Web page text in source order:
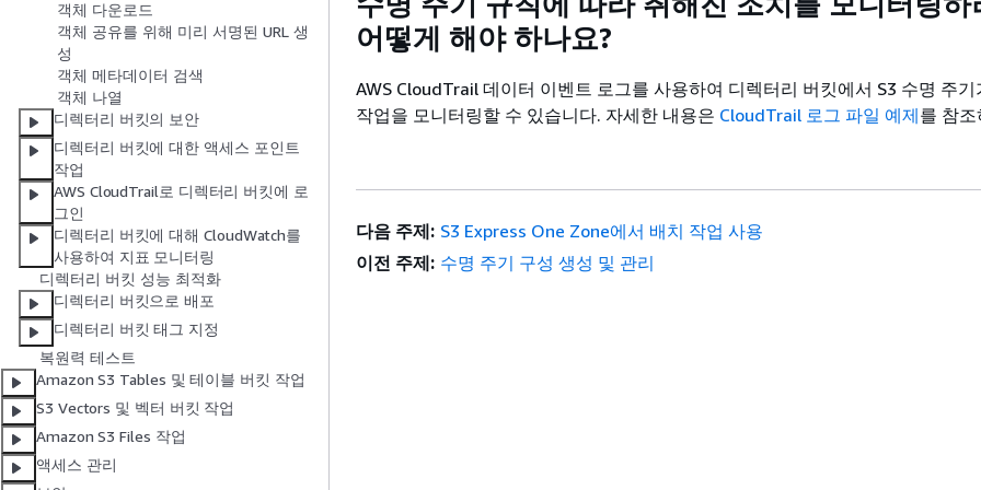
객체 다운로드
객체 공유를 위해 미리 서명된 URL 생
성
객체 메타데이터 검색
객체 나열
디렉터리 버킷의 보안
디렉터리 버킷에 대한 액세스 포인트
작업
AWS CloudTrail로 디렉터리 버킷에 로
그인
디렉터리 버킷에 대해 CloudWatch를
사용하여 지표 모니터링
디렉터리 버킷 성능 최적화
디렉터리 버킷으로 배포
디렉터리 버킷 태그 지정
복원력 테스트
Amazon S3 Tables 및 테이블 버킷 작업
S3 Vectors 및 벡터 버킷 작업
Amazon S3 Files 작업
액세스 관리
어떻게 해야 하나요?
AWS CloudTrail 데이터 이벤트 로그를 사용하여 디렉터리 버킷에서 S3 수명 주
작업을 모니터링할 수 있습니다. 자세한 내용은 CloudTrail 로그 파일 예제를 참
다음 주제: S3 Express One Zone에서 배치 작업 사용
이전 주제: 수명 주기 구성 생성 및 관리